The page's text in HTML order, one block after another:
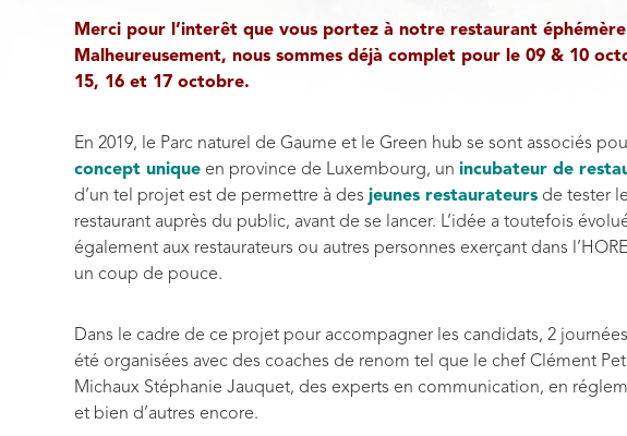
Merci pour l’interêt que vous portez à notre restaurant
Malheureusement, nous sommes déjà complet pour le 09 & 10
15, 16 et 17 octobre.
En 2019, le Parc naturel de Gaume et le Green hub se sont associés
concept unique en province de Luxembourg, un incubateur de
d’un tel projet est de permettre à des jeunes restaurateurs de tester
restaurant auprès du public, avant de se lancer. L’idée a toutefois
également aux restaurateurs ou autres personnes exerçant dans
un coup de pouce.
Dans le cadre de ce projet pour accompagner les candidats, 2
été organisées avec des coaches de renom tel que le chef Clément
Michaux Stéphanie Jauquet, des experts en communication, en
et bien d’autres encore.